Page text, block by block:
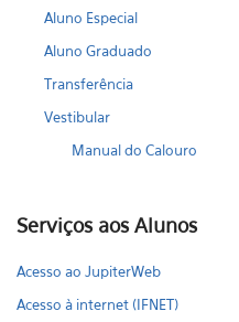
Aluno Especial
Aluno Graduado
Transferência
Vestibular
Manual do Calouro
Serviços aos Alunos
Acesso ao JupiterWeb
Acesso à internet (IFNET)